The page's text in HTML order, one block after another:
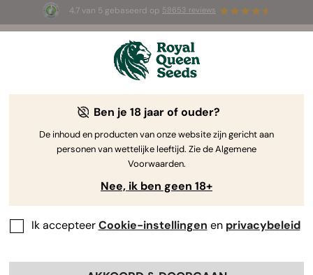
4.7 van 5 gebaseerd op 58653 reviews
Seeds
Premium
Wietzaadjes
Ontdek onze zorgvuldig geselecteerde Autoflower-, Gefeminiseerde,
CBD- en F1 Hybride zaden, biologisch geteeld en met optimale
kiemkracht.
Ben je 18 jaar of ouder?
De inhoud en producten van onze website zijn gericht aan
personen van wettelijke leeftijd. Zie de Algemene
Voorwaarden.
Nee, ik ben geen 18+
Ik accepteerCookie-instellingen en privacybeleid